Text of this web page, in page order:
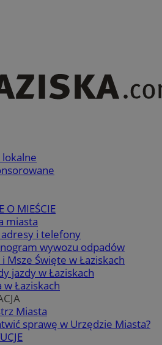
O MIEŚCIE
miasta
i telefony
wywozu odpadów
Msze Święte w Łaziskach
jazdy w Łaziskach
w Łaziskach
Miasta
sprawę w Urzędzie Miasta?